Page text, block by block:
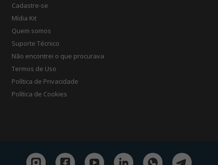
Cadastre-se
Mídia Kit
Quem somos
Suporte Técnico
Não encontrei o que procurava
Termos de Uso
Política de Privacidade
Política de Cookies